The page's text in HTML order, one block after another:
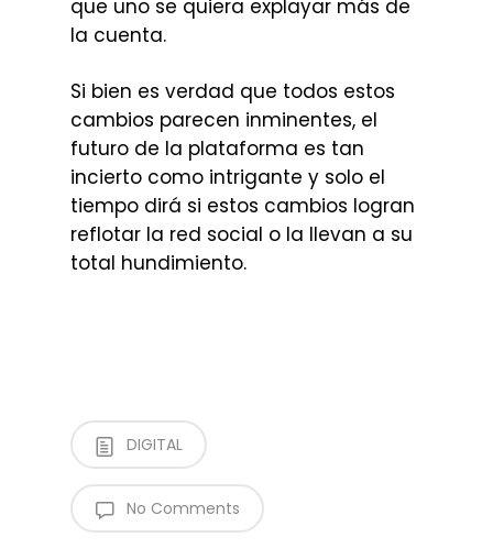
que uno se quiera explayar más de
la cuenta.
Si bien es verdad que todos estos
cambios parecen inminentes, el
futuro de la plataforma es tan
incierto como intrigante y solo el
tiempo dirá si estos cambios logran
reflotar la red social o la llevan a su
total hundimiento.
DIGITAL
No Comments